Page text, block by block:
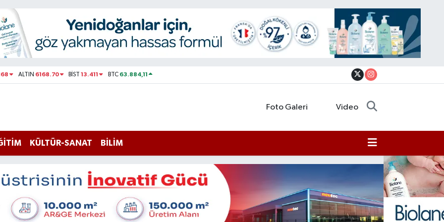
ALTIN 6168.70 BİST13.411 BTC 63.884,11
Foto Galeri Video
KÜLTÜR-SANAT BİLİM